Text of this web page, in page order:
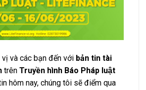
và các bạn đến với bản tin tài
trên Truyền hình Báo Pháp luật
hôm nay, chúng tôi sẽ điểm qua